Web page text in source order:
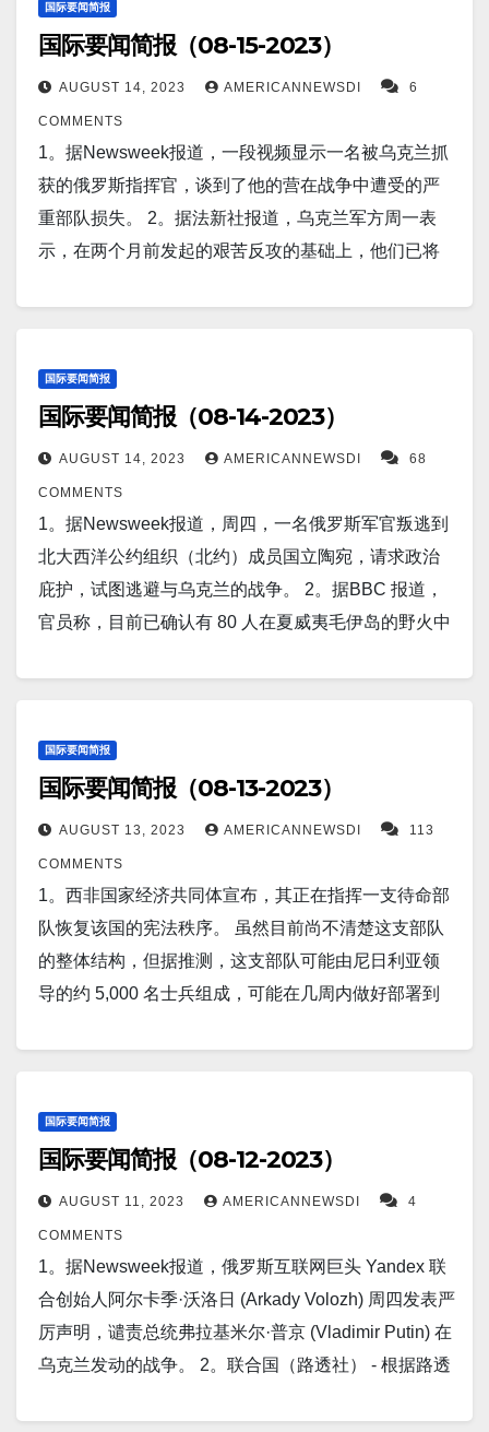
在 BBC Sport 网站和应用程序上关注。…
子。我们大多数人都知道蓝莓、抹茶和黑巧克力都是
抗氧化剂的良好来源，但您是否知道 C60 富勒烯
（C60 Fullerene）据称是迄今为止发现的最强大的单
素 C 的 172 倍。 13。据The Molley Fool报道，沃伦·
巴菲特和迈克尔·伯里刚刚向华尔街发出严峻警告：股
市可能会走低。巴菲特旗下的伯克希尔哈撒韦公司公
布 2023 年上半年的净股权证券销售额为 180 亿美元。
空标准普尔 500 指数和纳斯达克 100 指数。 14。据
附近的谢尔普霍夫市飞往俄罗斯首都莫斯科，俄罗斯
人从莫斯科市中心的工作场所撤离。 15。据CBS
克兰军队在向俄罗斯控制的托克马克市推进方面取得
了进展，托克马克是乌克兰军队和东南部城市梅利托
波尔之间的重要屏障城市。 以下为华人服务广告区：
衷心感谢大家的支持！ 顾震帝 2023年，8月，19日。
伊曼纽尔表示，乔·拜登总统即将与日本和韩国领导人
举行的戴维营峰会将颠覆中国将美国赶出印度-太平洋
地区的战略。“中国的整个战略是基于美国在该地区的
第一和第二盟友无法走到一起并达成共识的前提，”伊
曼纽尔说。“我们创造了一些中国希望永远不会发生的
事情。” 9。据Markets Insider报道，沃穆斯资产管理公
司(Wermuth Asset Management) 表示，美国的通货膨
胀可能很快会转变为通货紧缩，部分原因是股市和房
Business Insider报道，中国经济放缓正在削弱一些美
国公司的收入。杜邦、丹纳赫和宝洁公司，第二季度
在中国的收入和销量均下降。中国经济面临着青年失
敦 8 月 17 日 - 根据路透本月看到的投资者介绍，对冲
基金 EDL Capital 押注中国离岸货币进一步下跌，并表
示人民币贬值可能成为下一个扰乱世界市场的“黑天鹅
事件”。 13。据Newsweek报道，乌克兰军方称，周四
HOKUM“鳄鱼”攻击直升机。乌克兰武装部队总参谋部
地区巴赫穆特方向击落了一架Ka-52。 14。美国劳动
力市场继续展现实力，在高利率和通胀的情况下仍保
劳工部周四报告称，截至 8 月 12 日当周，申请失业救
济人数减少 11,000 人，至 239,000 人，低于前一周
的 250,000 人。 15。据HOOSIERAG TODAY报道，
美国贸易代表办公室，对世界贸易组织的一份报告表
示欢迎。该报告称美国出于安全原因征收钢铁和铝关
税是合理的。 世贸组织的报告承认，美国针对钢铁和
次公开参观了导弹和火箭工厂，并命令他的国防工
二发布的一份报告显示，由于对中国房地产行业的担
忧加剧，以及一批疲软的经济数据，全球对冲基金正
在“积极”抛售中国股票。该行表示，所有类型的股票都
在被抛售，但国内股市上市的 A 股领跌，占抛售总量
的 60%。 8。据法新社报道，由于对中国经济的担忧
以及强于预期的美国零售销售数据增加了美联储进一
基辅周三表示，乌克兰已经控制了有争议的顿涅茨克
乌罗扎因定居点，如果得到证实，这将是乌克兰反攻
几周来取得的第一个具体成果。 10。华盛顿（路透
社） - 根据路透社/益普索的一项新调查，美国两党大
多数美国人赞成对中国商品征收更高的关税，并认为
美国需要加强应对来自中国的军事威胁的准备。这项
为期两天的民意调查于周二结束，显示出在美中关系
跌至数十年来最低点之际，美国人对中国的全球影响
道，与中国财富管理巨头之一相关的信托公司未能对
数十种产品进行支付，这是中国经济陷入困境的另一
个迹象。 最近几周，中融国际信托的多名客户报告
房地产市场正在影响金融业流动性的担忧。 13。据
The Drive报道，台湾一家报纸发布了图片和视频片
段，称这是雄风IIE对地攻击巡航导弹的首次展示。 据
报道，这种导弹已在台湾军队服役十多年，但当时从
秘密反击能力之一，旨在通过将大陆目标置于危险之
联社）——根据美联社分析的卫星照片，中国似乎正
在南海一座有争议的岛屿上修建一座机场，越南和台
工和工业生产数据公布后，亚特兰大联储周三
的 GDPNow 预测模型显示，美国第三季度经济可能
以 5.8% 的年化增长率增长。 以下为华人服务广告
区： 衷心感谢大家的支持！ 顾震帝 2023年，8月，17
日。
罗维金防线。 尽管俄罗斯积极试图夺回卢甘斯克地区
的控制权，但乌克兰军队还是实现了这一里程碑。 3。
据Benzinga 报道，中国的坏消息，导致股市上的股票
（美联社）——中国国防部长李尚福正在访问俄罗斯
和白俄罗斯，以表达对西方因俄罗斯入侵乌克兰而被
孤立的国家的支持。 5。据Techxplore.com 报道，台
湾科技巨头、苹果主要供应商富士康周一表示，它看
制造业务从中国转移出去，实现多元化。 6。据The
怕”对抗独裁主义。台湾副总统在美国短暂停留期间在
纽约发表讲话，敦促世界抵制“威权主义日益严重的威
7。路透东京8月15日 - 中国央行周二出人意料地三个
月内第二次下调主要政策利率，以提振经济。避险美
元兑主要货币保持坚挺，而人民币跌至九个月低点。
8。据NewsBreak 报道，美国创建一个新的军队分支
——美国太空军已四年。这个太空服务部门是目前世
界上唯一一支专门的独立太空军。 目前它已经开始部
尽管全球经济衰退给前景蒙上阴影，但由于汽车出口
和游客数量强劲，抵消了新冠疫情后消费者复苏放缓
的拖累，日本经济在 4 月至 6 月的增长速度远快于预
期。 10。据AOL 报道，意大利卡塔尼亚——世界上最
活跃的火山之一，埃特纳火山喷出蒸汽、火山灰和气
体，发出炽热的熔岩。 西西里岛的航空官员甚至被迫
关闭卡塔尼亚机场。 11。据CNBC 报道，穆迪分析公
司的一份报告显示，中国已经超越德国，成为全球第
罗斯周一夜间的导弹袭击，摧毁了位于北约成员国波
兰边境附近的乌克兰西部城市利沃夫的一所幼儿园。
利沃夫是俄罗斯大规模空袭的一部分，利沃夫北部的
日 - 俄罗斯紧急服务部周二表示，俄罗斯南部达吉斯坦
地区一处加油站，周一晚间发生火灾，造成至少30人
死亡，其中包括三名儿童。 14。爱沙尼亚塔林（美联
社）——俄罗斯央行周二采取紧急措施，大幅加息。
期以来的最低水平后，支持卢布。 15。据路透社调查
国际要闻简报
国际要闻简报（08-15-2023）
AUGUST 14, 2023 AMERICANNEWSDI 6
COMMENTS
1。据Newsweek报道，一段视频显示一名被乌克兰抓
获的俄罗斯指挥官，谈到了他的营在战争中遭受的严
重部队损失。 2。据法新社报道，乌克兰军方周一表
示，在两个月前发起的艰苦反攻的基础上，他们已将
的损害。热带风暴卡努袭击了日本，然后迂回前往朝
鲜半岛，周五早些时候横穿朝鲜，带来了大雨。 4。据
《南华早报》报道，中国研究人员在高能激光技术方
光器现在可以通过有效去除累积的废热来“无限”运
行。 研究人员相信，这项创新可以使高能激光武器射
程更远、威力更强。 5。菲律宾已表示有意与越南签署
海上合作协议，希望稳定南海紧张局势。 菲律宾总统
使黄辉忠时强调，随着北京在南海的侵略升级，两国
普京已经表明，他想对西方发动一场持久的意识形
态、经济和实体战争。 现在是美国国会介入并终止美
轨道前哨基地送入太平洋。 7。据Markets Insider报
道，人们将中国缓慢的增长和房地产市场的困境与日
本20世纪90年代的困境进行比较。摩根大通策略师表
示，如果中国不能稳定其房地产行业，中国将面临“日
本化”的风险。但主要差异依然存在，中国经济尚未达
到 30 年前日本危机时的水平。 8。据Business Insider
值一美份。周一，俄罗斯的货币兑美元汇率跌破101卢
布。俄罗斯总统普京的最高经济顾问指责央行官员应
对这一尴尬的暴跌负责。 10。据法新社报道，中国周
日誓言，将对台湾副总统赖清德周末访美采取“坚决、
有力的措施”。明年台湾总统选举的领跑者赖清德在往
返巴拉圭的途中在美国过境。他将在巴拉圭参加当选
总统圣地亚哥·佩纳的就职典礼。 11。据The
Independent报道，在基辅巴赫穆特取得进展后，普京
国际要闻简报
国际要闻简报（08-14-2023）
AUGUST 14, 2023 AMERICANNEWSDI 68
COMMENTS
1。据Newsweek报道，周四，一名俄罗斯军官叛逃到
北大西洋公约组织（北约）成员国立陶宛，请求政治
庇护，试图逃避与乌克兰的战争。 2。据BBC 报道，
官员称，目前已确认有 80 人在夏威夷毛伊岛的野火中
中国顶级经济学家最近呼吁回归已故最高领导人邓小
平的经济政策，此举引起了轰动。本月早些时候在网
上发布的一份十点计划中，北京理工大学经济学教授
邓小平的观点相呼应，即这种做法有利于长期的政治
稳定。 5。2023年女足世界杯将进入半决赛。时间地
点如下： 8月15日：西班牙 vs 瑞典，晚上 8 点
（08:00 GMT）– 新西兰奥克兰伊甸公园。 8月16日：
尼澳大利亚体育场。 6。8 月 12 日（UPI）——官员周
可能会给该国部分地区带来大雨和强风。 7。据
omdnews.com 报道，美国军事航空航天公司称，空军
传输技术”的项目，旨在向更加按需、自我形成和自我
修复的空中层网络过渡。 空军研究人员表示，当前的
层联网过程需要仔细规划和有限的互操作性。 8。路透
东京8月13日 - 日本读卖新闻周日称，日本和美国本周
将同意联合开发导弹拦截系统，以对抗中国、俄罗斯
和朝鲜正在开发的高超音速弹头。 9。据AOL 报道，
国际要闻简报
国际要闻简报（08-13-2023）
AUGUST 13, 2023 AMERICANNEWSDI 113
COMMENTS
1。西非国家经济共同体宣布，其正在指挥一支待命部
队恢复该国的宪法秩序。 虽然目前尚不清楚这支部队
的整体结构，但据推测，这支部队可能由尼日利亚领
导的约 5,000 名士兵组成，可能在几周内做好部署到
不断上升的债务和人口挑战， 称中国面临陷入“债务通
缩循环”的高风险。 3。据WTNH康涅狄格州纽黑文报
道，人工智能检测出的癌症数量比医生多20%。
放射学专家读取的癌症多出约 20%。 4。据CNBC报
道，西门子首席执行官罗兰·布施(Roland Busch) 讨论
了该公司的季度业绩以及中国经济增长放缓对其有何
影响时表示，中国经济将在未来几个季度回升。 5。东
带来大雨后，于周四登陆韩国东南海岸。韩国各地已
国际要闻简报
国际要闻简报（08-12-2023）
AUGUST 11, 2023 AMERICANNEWSDI 4
COMMENTS
1。据Newsweek报道，俄罗斯互联网巨头 Yandex 联
合创始人阿尔卡季·沃洛日 (Arkady Volozh) 周四发表严
厉声明，谴责总统弗拉基米尔·普京 (Vladimir Putin) 在
乌克兰发动的战争。 2。联合国（路透社） - 根据路透